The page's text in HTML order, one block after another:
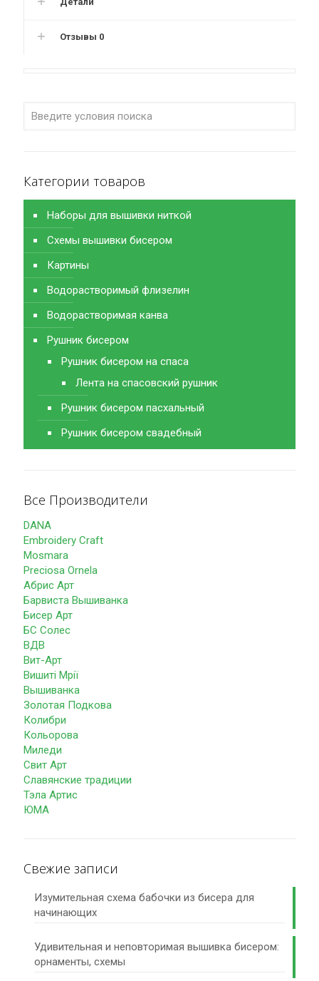
Отзывы 0
Категории товаров
Наборы для вышивки ниткой
Схемы вышивки бисером
Картины
Водорастворимый флизелин
Водорастворимая канва
Рушник бисером
Рушник бисером на спаса
Лента на спасовский рушник
Рушник бисером пасхальный
Рушник бисером свадебный
Все Производители
DANA
Embroidery Craft
Mosmara
Preciosa Ornela
Абрис Арт
Барвиста Вышиванка
Бисер Арт
БС Солес
ВДВ
Вит-Арт
Вишиті Мрії
Вышиванка
Золотая Подкова
Колибри
Кольорова
Миледи
Свит Арт
Славянские традиции
Тэла Артис
ЮМА
Свежие записи
Изумительная схема бабочки из бисера для
начинающих
Удивительная и неповторимая вышивка бисером:
орнаменты, схемы